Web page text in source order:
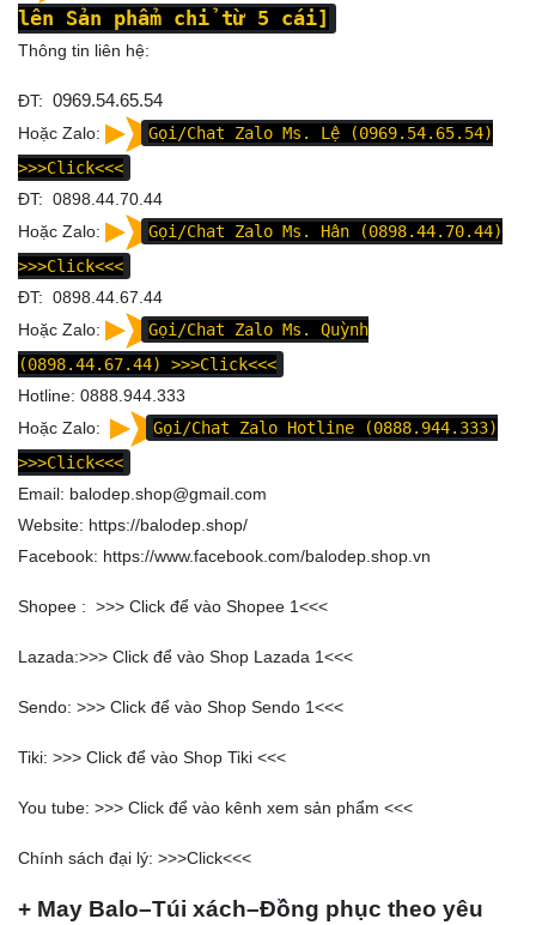
lên Sản phẩm chỉ từ 5 cái]
Thông tin liên hệ:
ĐT: 0969.54.65.54
Hoặc Zalo:
Gọi/Chat Zalo Ms. Lệ (0969.54.65.54)
>>>Click<<<
ĐT: 0898.44.70.44
Hoặc Zalo:
Gọi/Chat Zalo Ms. Hân (0898.44.70.44)
>>>Click<<<
ĐT: 0898.44.67.44
Hoặc Zalo:
Gọi/Chat Zalo Ms. Quỳnh
(0898.44.67.44)
>>>Click<<<
Hotline: 0888.944.333
Hoặc Zalo:
Gọi/Chat Zalo Hotline (0888.944.333)
>>>Click<<<
Email: balodep.shop@gmail.com
Website: https://balodep.shop/
Facebook: https://www.facebook.com/balodep.shop.vn
Shopee : >>> Click để vào Shopee 1<<<
Lazada:>>> Click để vào Shop Lazada 1<<<
Sendo: >>> Click để vào Shop Sendo 1<<<
Tiki: >>> Click để vào Shop Tiki <<<
You tube: >>> Click để vào kênh xem sản phẩm <<<
Chính sách đại lý: >>>Click<<<
+ May Balo–Túi xách–Đồng phục theo yêu